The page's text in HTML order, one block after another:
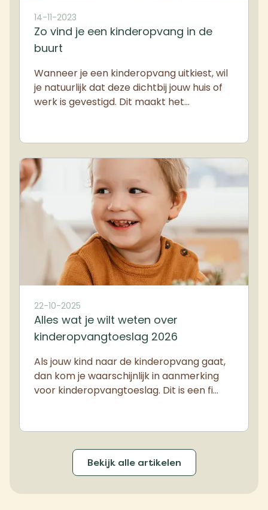
14-11-2023
Zo vind je een kinderopvang in de
buurt
Wanneer je een kinderopvang uitkiest, wil
je natuurlijk dat deze dichtbij jouw huis of
werk is gevestigd. Dit maakt het…
22-10-2025
Alles wat je wilt weten over
kinderopvangtoeslag 2026
Als jouw kind naar de kinderopvang gaat,
dan kom je waarschijnlijk in aanmerking
voor kinderopvangtoeslag. Dit is een fi…
Bekijk alle artikelen